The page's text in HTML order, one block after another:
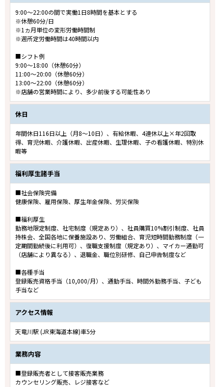
9:00～22:00の間で実働1日8時間を基本とする
※休憩60分/日
※1ヵ月単位の変形労働時間制
※週所定労働時間は40時間以内
■シフト例
9:00～18:00（休憩60分）
11:00～20:00（休憩60分）
13:00～22:00（休憩60分）
※店舗の営業時間により、多少前後する可能性あり
休日
年間休日116日以上（月8～10日）、有給休暇、4連休以上×年2回取
得、育児休暇、介護休暇、出産休暇、生理休暇、子の看護休暇、特別休
暇等
福利厚生諸手当
■社会保険完備
健康保険、雇用保険、厚生年金保険、労災保険
■福利厚生
勤務地限定制度、社宅制度（規定あり）、社員購買10%割引制度、社員
持株会、全国各地に保養施設あり、労働組合、育児短時間勤務制度（一
定期間勤続後に利用可）、復職支援制度（規定あり）、マイカー通勤可
（店舗により異なる）、退職金、職位別研修、自己申告制度など
■各種手当
登録販売資格手当（10,000/月）、通勤手当、時間外勤務手当、子ども
手当など
アクセス情報
天竜川駅 (JR東海道本線)車5分
業務内容
■登録販売者として接客販売業務
カウンセリング販売、レジ接客など